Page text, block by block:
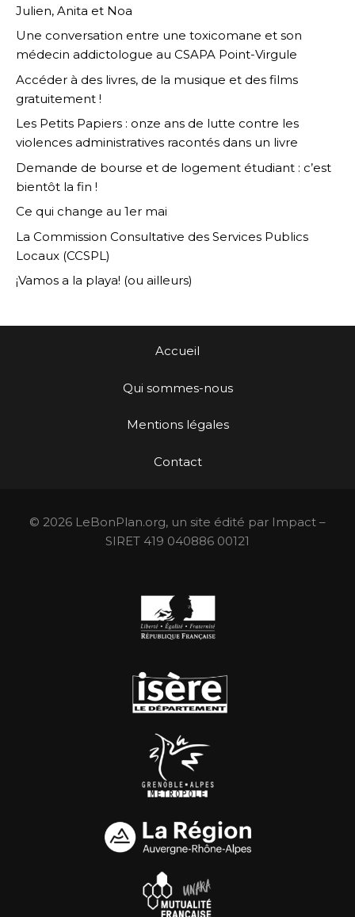
Julien, Anita et Noa
Une conversation entre une toxicomane et son
médecin addictologue au CSAPA Point-Virgule
Accéder à des livres, de la musique et des films
gratuitement !
Les Petits Papiers : onze ans de lutte contre les
violences administratives racontés dans un livre
Demande de bourse et de logement étudiant : c’est
bientôt la fin !
Ce qui change au 1er mai
La Commission Consultative des Services Publics
Locaux (CCSPL)
¡Vamos a la playa! (ou ailleurs)
Accueil
Qui sommes-nous
Mentions légales
Contact
© 2026 LeBonPlan.org, un site édité par Impact –
SIRET 419 040886 00121